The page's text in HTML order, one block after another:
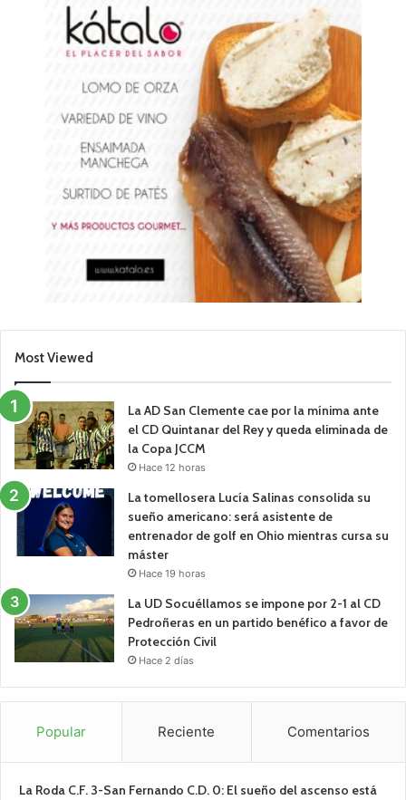
Most Viewed
La AD San Clemente cae por la mínima ante
el CD Quintanar del Rey y queda eliminada de
la Copa JCCM
Hace 12 horas
La tomellosera Lucía Salinas consolida su
sueño americano: será asistente de
entrenador de golf en Ohio mientras cursa su
máster
Hace 19 horas
La UD Socuéllamos se impone por 2-1 al CD
Pedroñeras en un partido benéfico a favor de
Protección Civil
Hace 2 días
Popular Reciente Comentarios
La Roda C.F. 3-San Fernando C.D. 0: El sueño del ascenso está